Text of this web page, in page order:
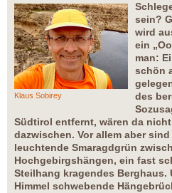
Klaus Sobirey
sein?
wird
ein
man:
schön
des
Südtirol entfernt, wären da
dazwischen. Vor allem aber
leuchtende Smaragdgrün
Hochgebirgshängen, ein fast
Steilhang kragendes Berghaus.
Himmel schwebende